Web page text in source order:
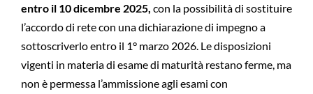
entro il 10 dicembre 2025, con la possibilità di sostituire
l’accordo di rete con una dichiarazione di impegno a
sottoscriverlo entro il 1° marzo 2026. Le disposizioni
vigenti in materia di esame di maturità restano ferme, ma
non è permessa l’ammissione agli esami con